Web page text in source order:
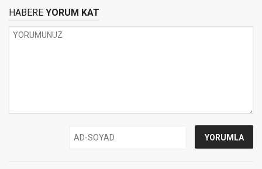
HABERE YORUM KAT